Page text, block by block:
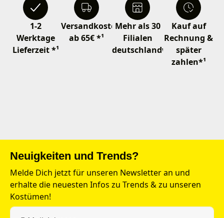
1-2
Werktage
Lieferzeit *¹
Versandkostenfrei
ab 65€ *¹
Mehr als 30
Filialen
deutschlandweit
Kauf auf
Rechnung &
später
zahlen*¹
Neuigkeiten und Trends?
Melde Dich jetzt für unseren Newsletter an und
erhalte die neuesten Infos zu Trends & zu unseren
Kostümen!